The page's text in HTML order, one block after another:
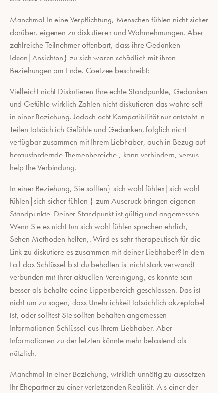
Manchmal In eine Verpflichtung, Menschen fühlen nicht sicher
darüber, eigenen zu diskutieren und Wahrnehmungen. Aber
zahlreiche Teilnehmer offenbart, dass ihre Gedanken
Ideen|Ansichten} zu sich waren schädlich mit ihren
Beziehungen am Ende. Coetzee beschreibt:
Vielleicht nicht Diskutieren Ihre echte Standpunkte, Gedanken
und Gefühle wirklich Zahlen nicht diskutieren das wahre self
in einer Beziehung. Jedoch echt Kompatibilität nur entsteht in
Teilen tatsächlich Gefühle und Gedanken. folglich nicht
verfügbar zusammen mit Ihrem Liebhaber, auch in Bezug auf
herausfordernde Themenbereiche , kann verhindern, versus
help the Verbindung.
In einer Beziehung, Sie sollten} sich wohl fühlen|sich wohl
fühlen|sich sicher fühlen } zum Ausdruck bringen eigenen
Standpunkte. Deiner Standpunkt ist gültig und angemessen.
Wenn Sie es nicht tun sich wohl fühlen sprechen ehrlich,
Sehen Methoden helfen,. Wird es sehr therapeutisch für die
Link zu diskutiere es zusammen mit deiner Liebhaber? In dem
Fall das Schlüssel bist du behalten ist nicht stark verwandt
verbunden mit Ihrer aktuellen Vereinigung, es könnte sein
besser als behalte deine Lippenbereich geschlossen. Das ist
nicht um zu sagen, dass Unehrlichkeit tatsächlich akzeptabel
ist, oder solltest Sie sollten behalten angemessen
Informationen Schlüssel aus Ihrem Liebhaber. Aber
Informationen zu der letzten könnte mehr belastend als
nützlich.
Manchmal in einer Beziehung, wirklich unnötig zu aussetzen
Ihr Ehepartner zu einer verletzenden Realität. Als einer der